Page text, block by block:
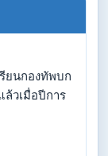
ยนกองทัพบก
วเมื่อปีการ